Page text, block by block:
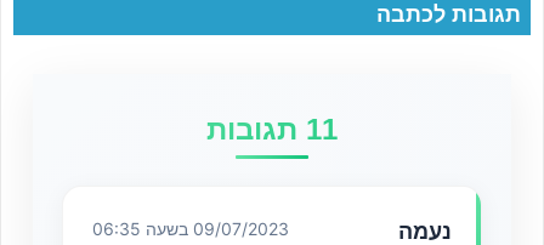
תגובות לכתבה
11 תגובות
נעמה 09/07/2023 בשעה 06:35